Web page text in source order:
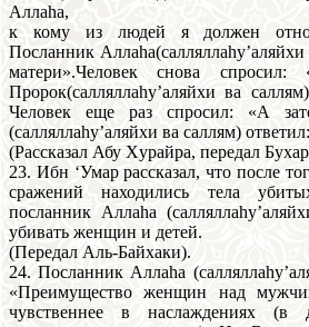
Аллаhа,
к кому из людей я должен
Посланник
матери».Человек снова
Пророк(салляллаhу’аляйхи ва
Человек еще раз спросил: «А
(салляллаhу’аляйхи ва саллям)
(Рассказал Абу Xypайра, передал
23. Ибн ‘Умар рассказал, что после
сражений находились тела
посланник Аллаhа
убивать женщин и детей.
(Передал Аль-Байхаки).
24. Посланник Аллаhа
«Преимущество женщин над
чувственнее в наслаждениях (в